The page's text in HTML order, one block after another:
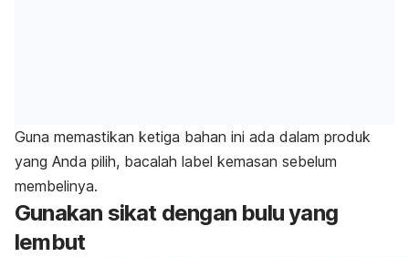
Guna memastikan ketiga bahan ini ada dalam produk
yang Anda pilih, bacalah label kemasan sebelum
membelinya.
Gunakan sikat dengan bulu yang
lembut